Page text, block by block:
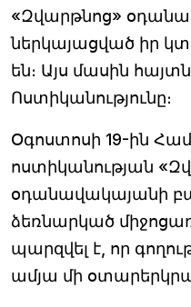
«Զվարթնոց»
ներկայացված իր
են։ Այս մասին
Ոստիկանությունը։
Օգոստոսի 19-ին
ոստիկանության
օդանավակայանի
ձեռնարկած
պարզվել է, որ
ամյա մի